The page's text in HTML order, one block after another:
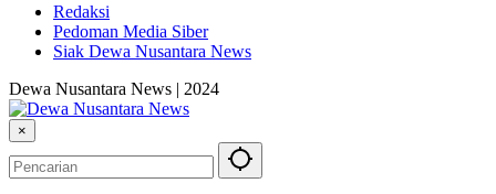
Redaksi
Pedoman Media Siber
Siak Dewa Nusantara News
Dewa Nusantara News | 2024
×